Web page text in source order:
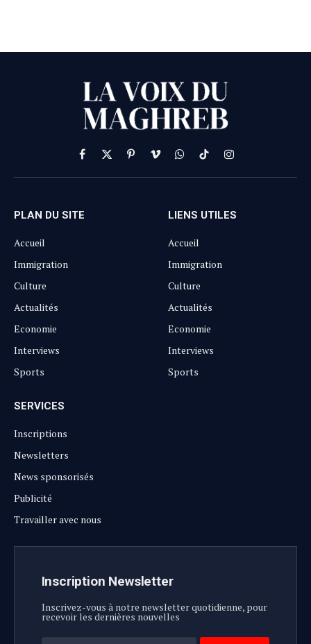
Facebook
X
(Twitter)
PinterestVimeoWhatsApp
TikTokInstagram
PLAN DU SITE
Accueil
Immigration
Culture
Actualités
Economie
Interviews
Sports
LIENS UTILES
Accueil
Immigration
Culture
Actualités
Economie
Interviews
Sports
SERVICES
Inscriptions
Newsletters
News sponsorisés
Publicité
Travailler avec nous
Inscription Newsletter
Inscrivez-vous à notre newsletter quotidienne, pour
recevoir les dernières nouvelles